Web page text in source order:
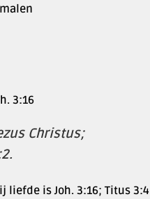
3:16
Christus;
is Joh. 3:16; Titus 3:4